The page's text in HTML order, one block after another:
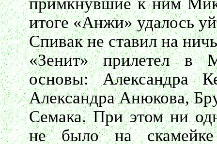
итоге «Анжи» удалось
Спивак не ставил на
«Зенит» прилетел в
основы: Александра
Александра Анюкова,
Семака. При этом ни
не было на скамейке